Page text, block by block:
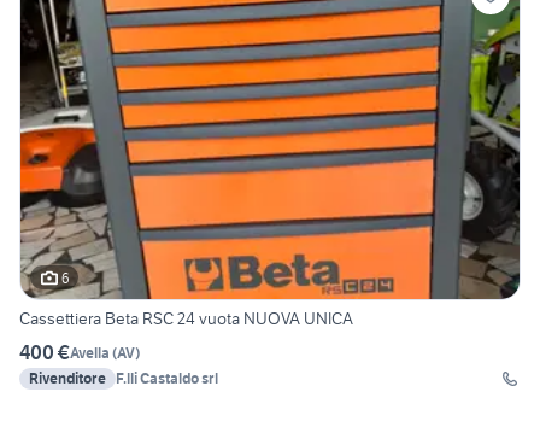
6
Cassettiera Beta RSC 24 vuota NUOVA UNICA
400 €Avella (AV)
Rivenditore F.lli Castaldo srl